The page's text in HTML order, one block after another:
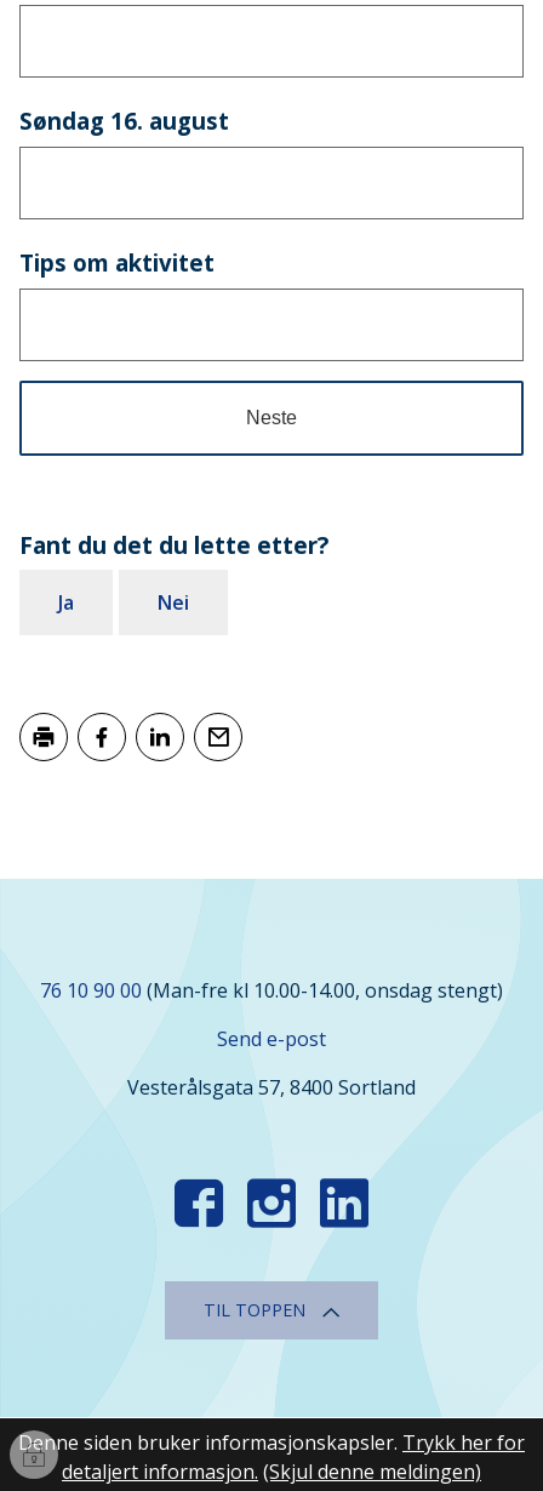
Søndag 16. august
Tips om aktivitet
Neste
Fant du det du lette etter?
Ja Nei
oss
76 10 90 00 (Man-fre kl 10.00-14.00, onsdag stengt)
Send e-post
Vesterålsgata 57, 8400 Sortland
TIL TOPPEN
Innlogging
Denne siden bruker informasjonskapsler. Trykk her for
detaljert informasjon. (Skjul denne meldingen)